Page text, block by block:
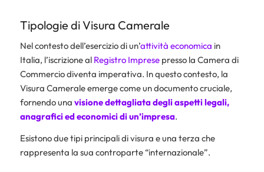
Tipologie di Visura Camerale
Nel contesto dell’esercizio di un’attività economica in
Italia, l’iscrizione al Registro Impresepresso la Camera di
Commercio diventa imperativa. In questo contesto, la
Visura Camerale emerge come un documento cruciale,
fornendo una visione dettagliata degli aspetti legali,
anagrafici ed economici di un’impresa.
Esistono due tipi principali di visura e una terza che
rappresenta la sua controparte “internazionale”.